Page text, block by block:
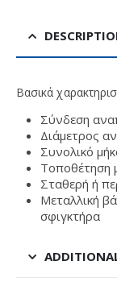
Βασικά
Σύνδεση
Διάμετρος
Συνολικό
Τοποθέτηση
Σταθερή ή
Μεταλλική
σφιγκτήρα